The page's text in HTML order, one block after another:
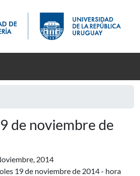
de noviembre de
2014
19 de noviembre de 2014 - hora